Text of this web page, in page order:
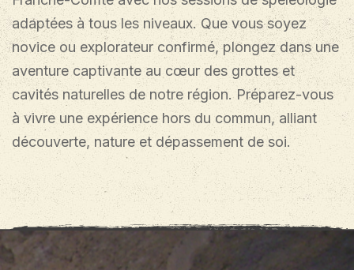
adaptées à tous les niveaux. Que vous soyez
novice ou explorateur confirmé, plongez dans une
aventure captivante au cœur des grottes et
cavités naturelles de notre région. Préparez-vous
à vivre une expérience hors du commun, alliant
découverte, nature et dépassement de soi.